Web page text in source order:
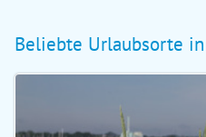
Beliebte Urlaubsorte